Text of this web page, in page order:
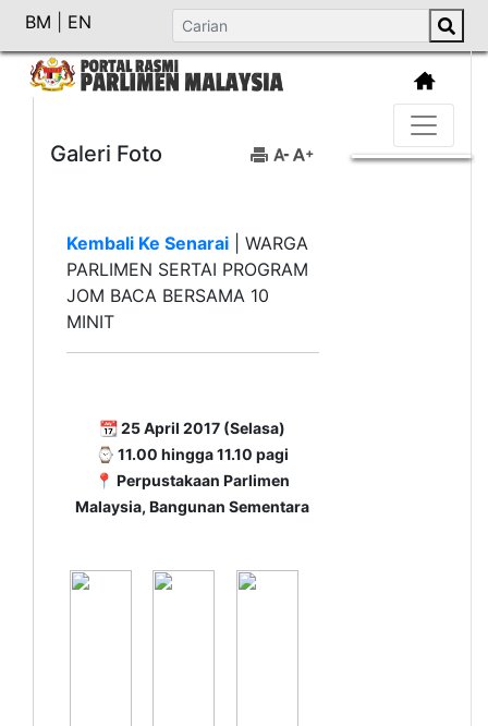
BM EN
Galeri Foto
Kembali Ke Senarai
WARGA
PARLIMEN SERTAI PROGRAM
JOM BACA BERSAMA 10
MINIT
📆 25 April 2017 (Selasa)
⌚ 11.00 hingga 11.10 pagi
📍 Perpustakaan Parlimen
Malaysia, Bangunan Sementara